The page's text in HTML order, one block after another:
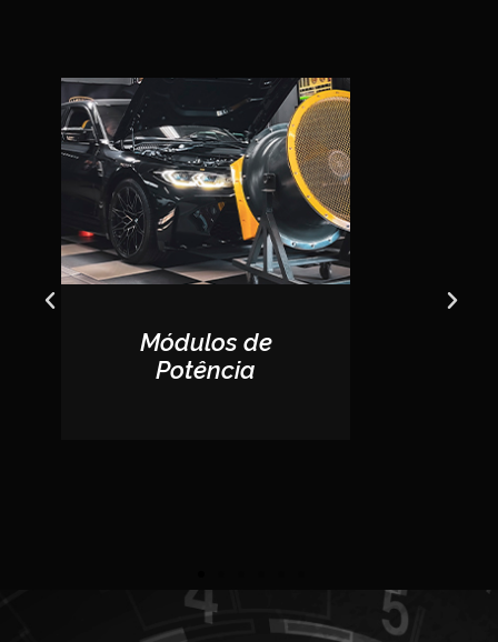
Módulos de
Potência